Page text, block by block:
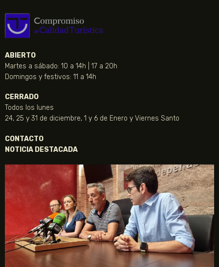
ABIERTO
Martes a sábado: 10 a 14h | 17 a 20h
Domingos y festivos: 11 a 14h
CERRADO
Todos los lunes
24, 25 y 31 de diciembre, 1 y 6 de Enero y Viernes Santo
CONTACTO
NOTICIA DESTACADA